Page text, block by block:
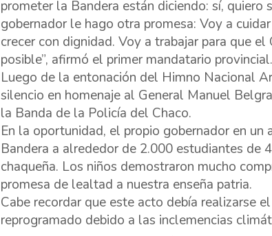
prometer la Bandera están diciendo: sí, quiero
gobernador le hago otra promesa: Voy a
crecer con dignidad. Voy a trabajar para que
posible”, afirmó el primer mandatario provincial.
Luego de la entonación del Himno Nacional
silencio en homenaje al General Manuel
la Banda de la Policía del Chaco.
En la oportunidad, el propio gobernador en
Bandera a alrededor de 2.000 estudiantes de
chaqueña. Los niños demostraron mucho
promesa de lealtad a nuestra enseña patria.
Cabe recordar que este acto debía realizarse
reprogramado debido a las inclemencias